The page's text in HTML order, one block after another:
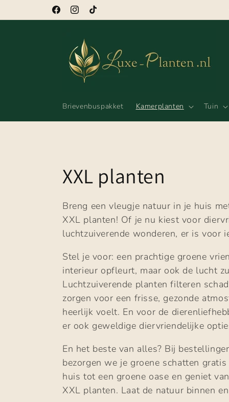
content
FacebookInstagram
TikTok
Brievenbuspakket Kamerplanten Tuin
C
o
l
l
e
c
t
i
e
XXL planten
Breng een vleugje natuur in je huis
XXL planten! Of je nu kiest voor
luchtzuiverende wonderen, er is voor
Stel je voor: een prachtige groene
interieur opfleurt, maar ook de lucht
Luchtzuiverende planten filteren
zorgen voor een frisse, gezonde
heerlijk voelt. En voor de
er ook geweldige diervriendelijke
En het beste van alles? Bij
bezorgen we je groene schatten
huis tot een groene oase en geniet
XXL planten. Laat de natuur binnen